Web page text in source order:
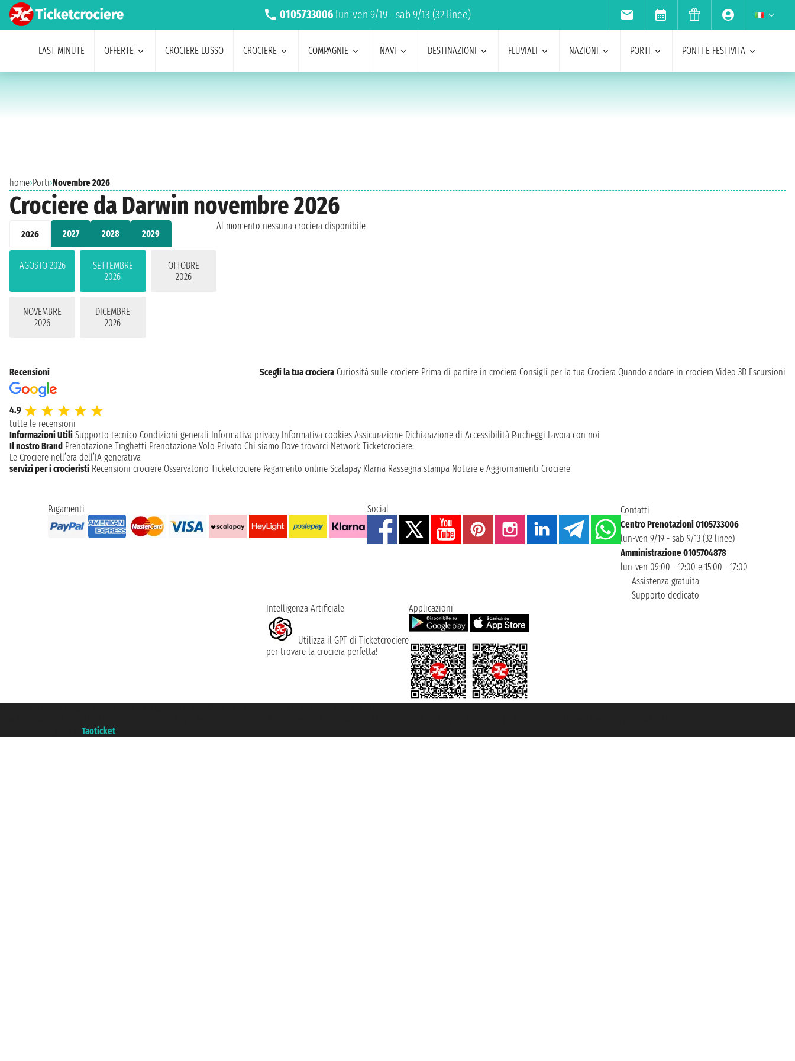
0105733006 lun-ven 9/19 - sab 9/13 (32 linee)
LAST MINUTE OFFERTE CROCIERE LUSSO CROCIERE COMPAGNIE NAVI DESTINAZIONI FLUVIALI NAZIONI PORTI PONTI E FESTIVITA
home›Porti›Novembre 2026
Crociere da Darwin novembre 2026
2026 2027 2028 2029
AGOSTO 2026
SETTEMBRE
2026
OTTOBRE
2026
NOVEMBRE
2026
DICEMBRE
2026
Al momento nessuna crociera disponibile
Recensioni
4.9
tutte le recensioni
Scegli la tua crociera Curiosità sulle crociere Prima di partire in crociera Consigli per la tua Crociera Quando andare in crociera Video 3D Escursioni
Informazioni Utili Supporto tecnico Condizioni generali Informativa privacy Informativa cookies Assicurazione Dichiarazione di Accessibilità Parcheggi Lavora con noi
Il nostro Brand Prenotazione Traghetti Prenotazione Volo Privato Chi siamo Dove trovarci Network Ticketcrociere:
Le Crociere nell’era dell’IA generativa
servizi per i crocieristi Recensioni crociere Osservatorio Ticketcrociere Pagamento online Scalapay Klarna Rassegna stampa Notizie e Aggiornamenti Crociere
Pagamenti Social
Contatti
Centro Prenotazioni 0105733006
lun-ven 9/19 - sab 9/13 (32 linee)
Amministrazione 0105704878
lun-ven 09:00 - 12:00 e 15:00 - 17:00
Assistenza gratuita
Supporto dedicato
Intelligenza Artificiale
Utilizza il GPT di Ticketcrociere
per trovare la crociera perfetta!
Applicazioni
Taoticket